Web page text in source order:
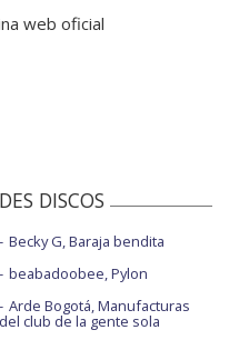
web oficial
DISCOS
Becky G, Baraja bendita
beabadoobee, Pylon
Arde Bogotá, Manufacturas
del club de la gente sola